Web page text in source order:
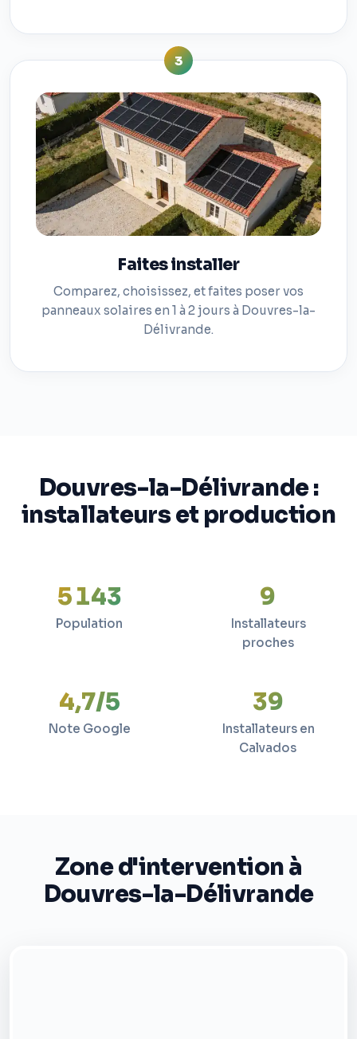
3
Faites installer
Comparez, choisissez, et faites poser vos
panneaux solaires en 1 à 2 jours à Douvres-la-
Délivrande.
Douvres-la-Délivrande :
installateurs et production
5 143
Population
9
Installateurs
proches
4,7/5
Note Google
39
Installateurs en
Calvados
Zone d'intervention à
Douvres-la-Délivrande